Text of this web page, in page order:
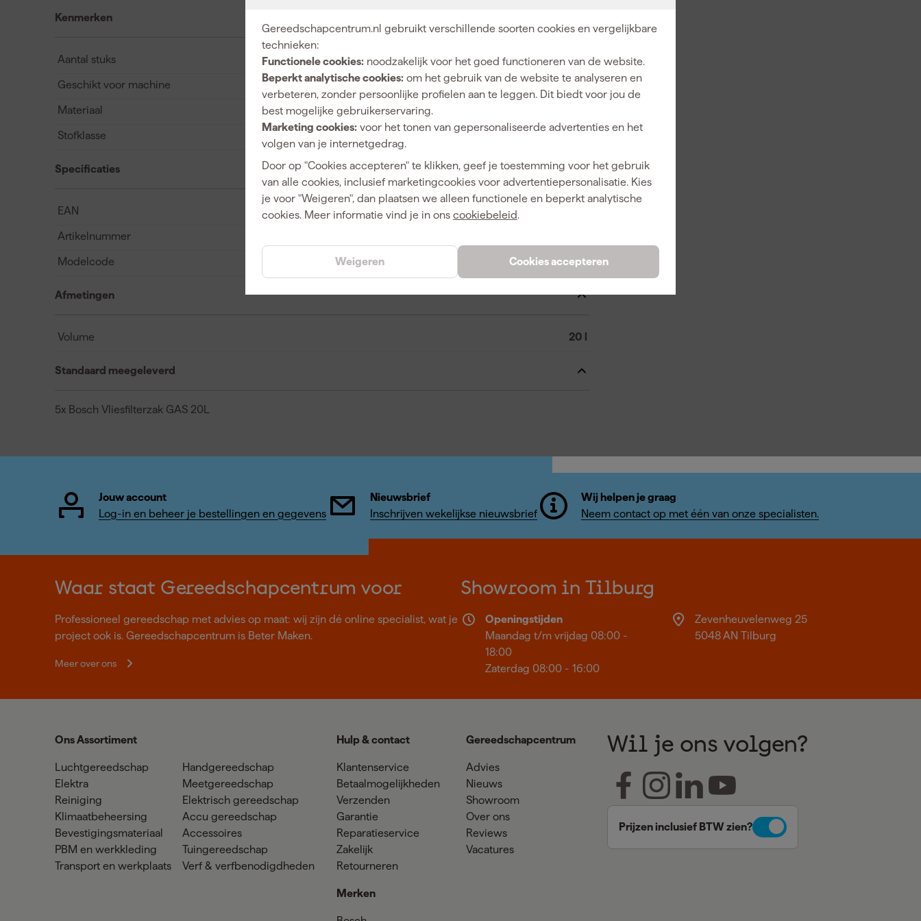
Gereedschapcentrum.nl gebruikt verschillende soorten cookies en vergelijkbare
technieken:
Functionele cookies: noodzakelijk voor het goed functioneren van de website.
Beperkt analytische cookies: om het gebruik van de website te analyseren en
verbeteren, zonder persoonlijke profielen aan te leggen. Dit biedt voor jou de
best mogelijke gebruikerservaring.
Marketing cookies: voor het tonen van gepersonaliseerde advertenties en het
volgen van je internetgedrag.
Door op "Cookies accepteren" te klikken, geef je toestemming voor het gebruik
van alle cookies, inclusief marketingcookies voor advertentiepersonalisatie. Kies
je voor "Weigeren", dan plaatsen we alleen functionele en beperkt analytische
cookies. Meer informatie vind je in ons cookiebeleid.
Cookies accepteren
Weigeren
Kenmerken
Aantal stuks 5
Geschikt voor machine Stofzuiger
Materiaal
Stofklasse M-klasse
Specificaties
EAN 3165140605779
Artikelnummer
Modelcode 2605411229
Afmetingen
Volume 20 l
Standaard meegeleverd
5x Bosch Vliesfilterzak GAS 20L
Jouw account
Log-in en beheer je bestellingen en gegevens
Nieuwsbrief
Inschrijven wekelijkse nieuwsbrief
Wij helpen je graag
Neem contact op met één van onze specialisten.
Waar staat Gereedschapcentrum voor
Professioneel gereedschap met advies op maat: wij zijn dé online specialist, wat je
project ook is. Gereedschapcentrum is Beter Maken.
Meer over ons
Showroom in Tilburg
Openingstijden
Maandag t/m vrijdag 08:00 -
18:00
Zaterdag 08:00 - 16:00
Zevenheuvelenweg 25
5048 AN Tilburg
Ons Assortiment
Luchtgereedschap
Elektra
Reiniging
Klimaatbeheersing
Bevestigingsmateriaal
PBM en werkkleding
Transport en werkplaats
Handgereedschap
Meetgereedschap
Elektrisch gereedschap
Accu gereedschap
Accessoires
Tuingereedschap
Verf & verfbenodigdheden
Hulp & contact
Klantenservice
Betaalmogelijkheden
Verzenden
Garantie
Reparatieservice
Zakelijk
Retourneren
Merken
Gereedschapcentrum
Advies
Nieuws
Showroom
Over ons
Reviews
Vacatures
Wil je ons volgen?
Prijzen inclusief BTW zien?